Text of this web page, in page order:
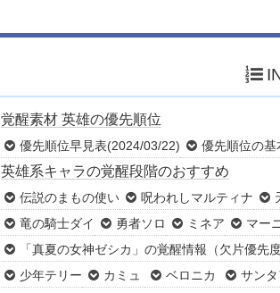
覚醒素材 英雄の優先順位
優先順位早見表(2024/03/22) 優先順位の基
英雄系キャラの覚醒段階のおすすめ
伝説のまもの使い 呪われしマルティナ
竜の騎士ダイ
勇者ソロ ミネア マー
「真夏の女神ゼシカ」の覚醒情報（欠片優先度
少年テリー
カミュ ベロニカ サン